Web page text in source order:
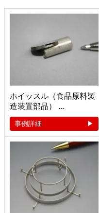
ホイッスル（食品原料製
造装置部品） ...
事例詳細